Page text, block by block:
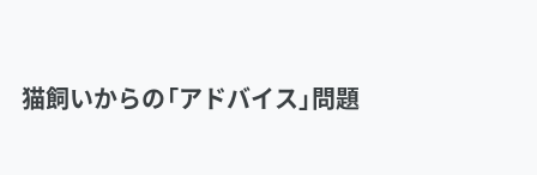
猫飼いからの「アドバイス」問題